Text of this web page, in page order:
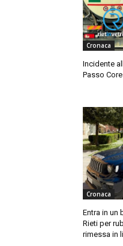
Cronaca
Incidente
Passo
Cronaca
Entra in un
Rieti per
rimessa in